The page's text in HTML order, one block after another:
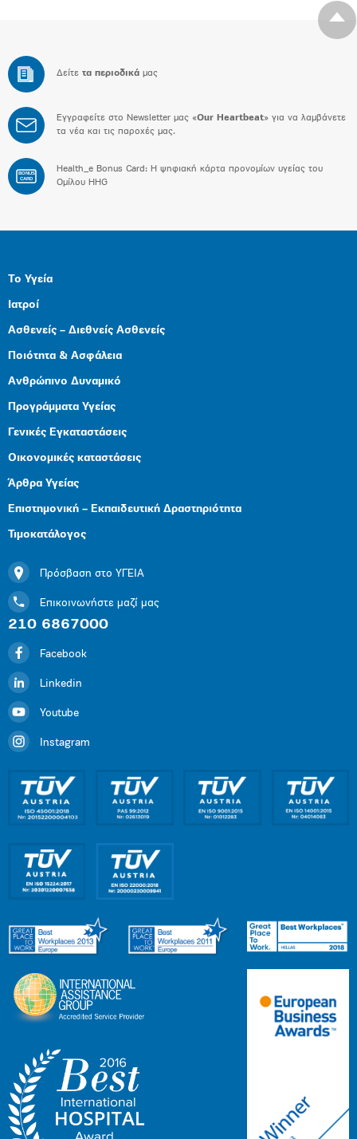
Δείτε τα περιοδικά μας
Εγγραφείτε στο Newsletter μας «Our Heartbeat» για να λαμβάνετε
τα νέα και τις παροχές μας.
BONUS
CARD
Health_e Bonus Card: H ψηφιακή κάρτα προνομίων υγείας του
Ομίλου HHG
Το Υγεία
Ιατροί
Ασθενείς – Διεθνείς Ασθενείς
Ποιότητα & Ασφάλεια
Ανθρώπινο Δυναμικό
Προγράμματα Υγείας
Γενικές Εγκαταστάσεις
Οικονομικές καταστάσεις
Άρθρα Υγείας
Επιστημονική – Εκπαιδευτική Δραστηριότητα
Τιμοκατάλογος
Πρόσβαση στο ΥΓΕΙΑ
Επικοινωνήστε μαζί μας
210 6867000
Facebook
Linkedin
Youtube
Instagram